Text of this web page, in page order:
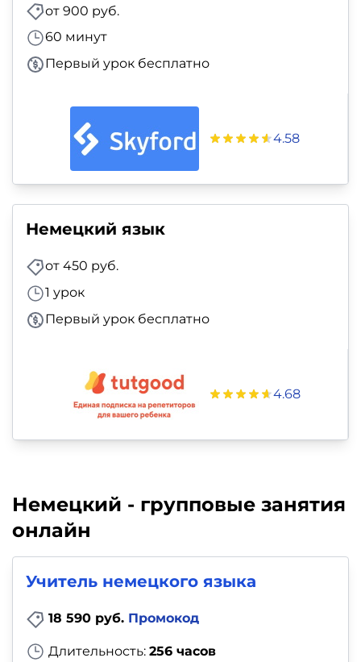
от 900 руб.
60 минут
Первый урок бесплатно
4.58
Немецкий язык
от 450 руб.
1 урок
Первый урок бесплатно
4.68
Немецкий - групповые занятия
онлайн
Учитель немецкого языка
18 590 руб. Промокод
Длительность: 256 часов